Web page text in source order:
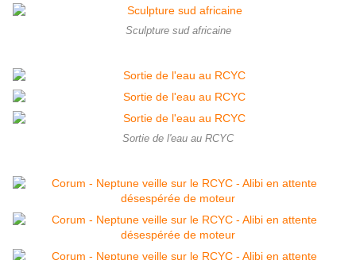
Sculpture sud africaine
Sortie de l'eau au RCYC